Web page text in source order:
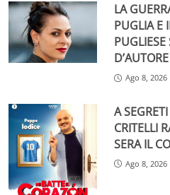
LA
PUGLIA E
PUGLIESE
D’AUTORE
Ago 8, 2026
A
CRITELLI
SERA IL
Ago 8, 2026